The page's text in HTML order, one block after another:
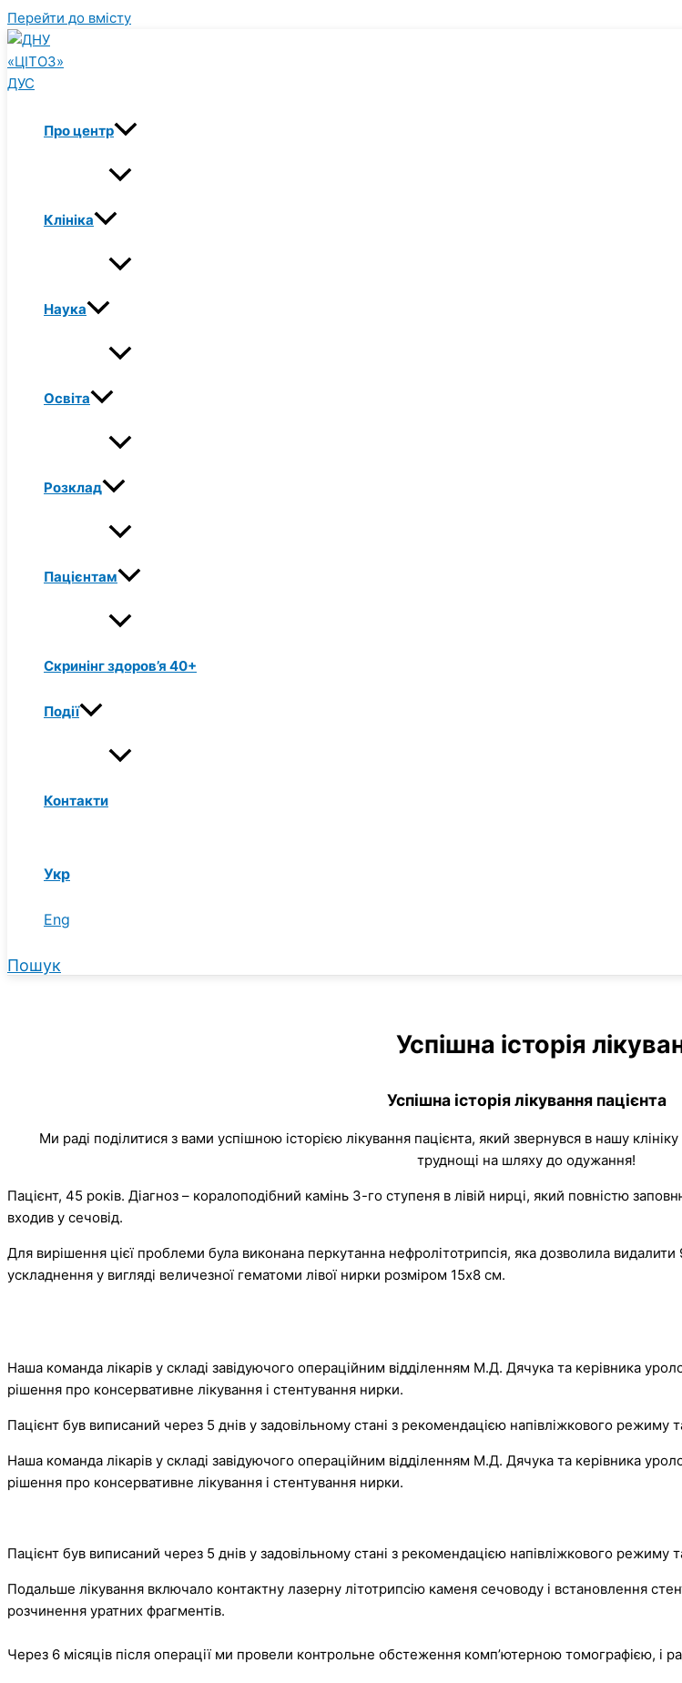
Перейти до вмісту
Про центр
Клініка
Наука
Освіта
Розклад
Пацієнтам
Скринінг здоров’я 40+
Події
Контакти
Укр
Eng
Пошук
Успішна історія
Успішна історія лікування пацієнта
Ми раді поділитися з вами успішною історією лікування пацієнта, який звернувся в нашу
труднощі на шляху до одужання!
Пацієнт, 45 років. Діагноз – коралоподібний камінь 3-го ступеня в лівій нирці, який повністю
входив у сечовід.
Для вирішення цієї проблеми була виконана перкутанна нефролітотрипсія, яка дозволила
ускладнення у вигляді величезної гематоми лівої нирки розміром 15х8 см.
Наша команда лікарів у складі завідуючого операційним відділенням М.Д. Дячука та керівника
рішення про консервативне лікування і стентування нирки.
Пацієнт був виписаний через 5 днів у задовільному стані з рекомендацією напівліжкового режиму
Наша команда лікарів у складі завідуючого операційним відділенням М.Д. Дячука та керівника
рішення про консервативне лікування і стентування нирки.
Пацієнт був виписаний через 5 днів у задовільному стані з рекомендацією напівліжкового режиму
Подальше лікування включало контактну лазерну літотрипсію каменя сечоводу і встановлення
розчинення уратних фрагментів.
Через 6 місяців після операції ми провели контрольне обстеження комп’ютерною томографією, і